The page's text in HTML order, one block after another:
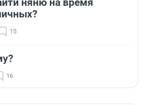
няню на время
15
16